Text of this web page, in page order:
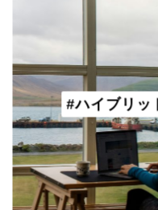
#ハイブリッ